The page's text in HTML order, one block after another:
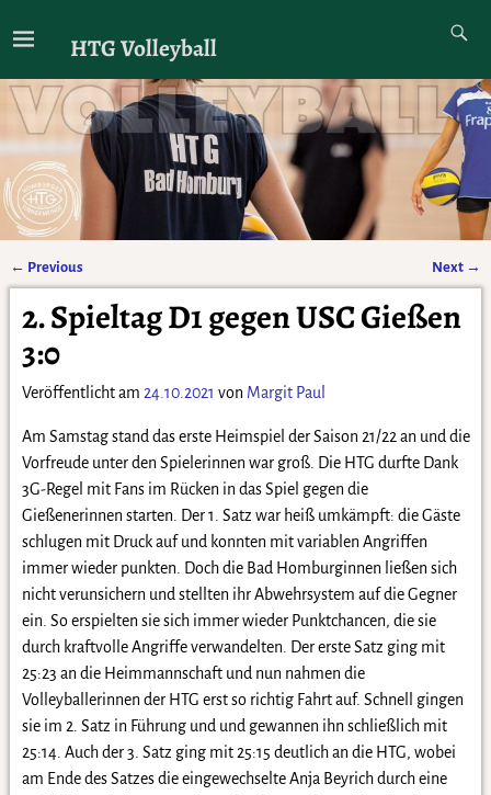
HTG Volleyball
Artikelnavigation
← Previous Next →
2. Spieltag D1 gegen USC Gießen
3:0
Veröffentlicht am 24.10.2021 von Margit Paul
Am Samstag stand das erste Heimspiel der Saison 21/22 an und die
Vorfreude unter den Spielerinnen war groß. Die HTG durfte Dank
3G-Regel mit Fans im Rücken in das Spiel gegen die
Gießenerinnen starten. Der 1. Satz war heiß umkämpft: die Gäste
schlugen mit Druck auf und konnten mit variablen Angriffen
immer wieder punkten. Doch die Bad Homburginnen ließen sich
nicht verunsichern und stellten ihr Abwehrsystem auf die Gegner
ein. So erspielten sie sich immer wieder Punktchancen, die sie
durch kraftvolle Angriffe verwandelten. Der erste Satz ging mit
25:23 an die Heimmannschaft und nun nahmen die
Volleyballerinnen der HTG erst so richtig Fahrt auf. Schnell gingen
sie im 2. Satz in Führung und und gewannen ihn schließlich mit
25:14. Auch der 3. Satz ging mit 25:15 deutlich an die HTG, wobei
am Ende des Satzes die eingewechselte Anja Beyrich durch eine